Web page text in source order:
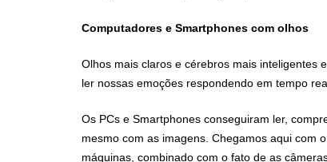
Computadores e Smartphones com olhos
Olhos mais claros e cérebros mais inteligentes
ler nossas emoções respondendo em tempo
Os PCs e Smartphones conseguiram ler,
mesmo com as imagens. Chegamos aqui com
máquinas, combinado com o fato de as